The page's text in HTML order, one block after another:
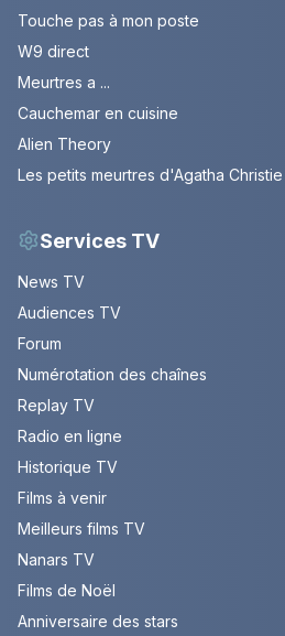
Touche pas à mon poste
W9 direct
Meurtres a ...
Cauchemar en cuisine
Alien Theory
Les petits meurtres d'Agatha Christie
Services TV
News TV
Audiences TV
Forum
Numérotation des chaînes
Replay TV
Radio en ligne
Historique TV
Films à venir
Meilleurs films TV
Nanars TV
Films de Noël
Anniversaire des stars